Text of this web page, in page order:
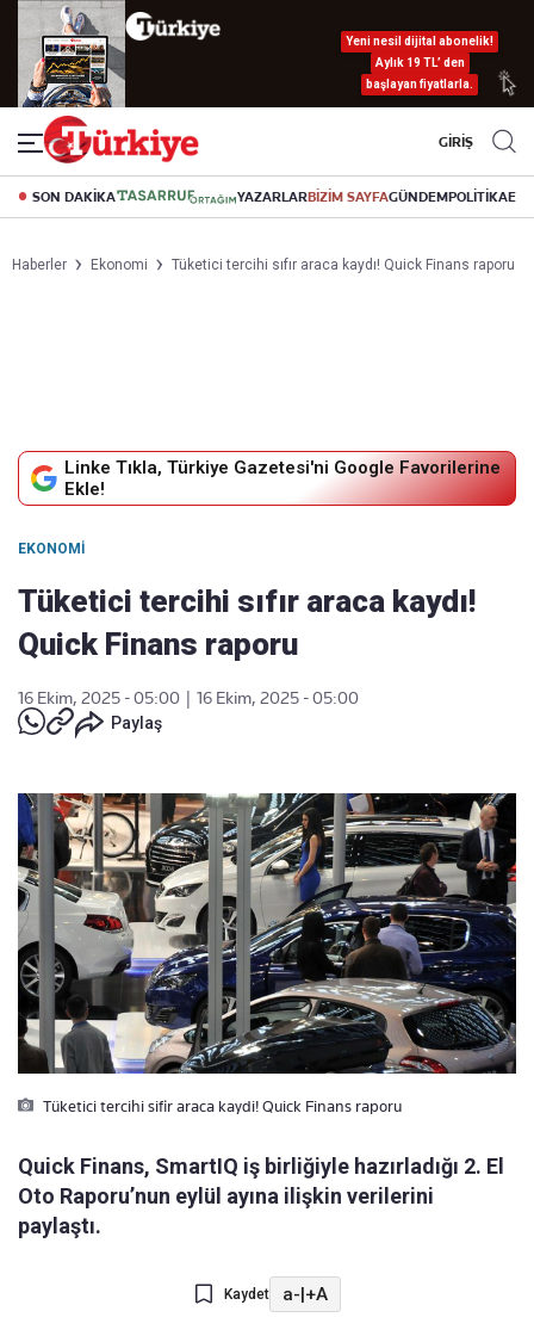
Yeni nesil dijital abonelik!
Aylık 19 TL’ den
başlayan fiyatlarla.
GİRİŞ
SON DAKİKA YAZARLARBİZİM SAYFAGÜNDEMPOLİTİKA
Haberler Ekonomi Tüketici tercihi sıfır araca kaydı! Quick Finans raporu
Linke Tıkla, Türkiye Gazetesi'ni Google Favorilerine
Ekle!
EKONOMI
Tüketici tercihi sıfır araca kaydı!
Quick Finans raporu
16 Ekim, 2025 - 05:00
16 Ekim, 2025 - 05:00
Paylaş
Tüketici tercihi sifir araca kaydi! Quick Finans raporu
Quick Finans, SmartIQ iş birliğiyle hazırladığı 2. El
Oto Raporu’nun eylül ayına ilişkin verilerini
paylaştı.
Kaydet a-|+A